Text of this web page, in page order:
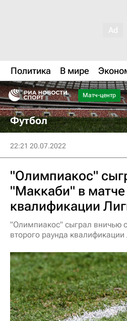
Политика В мире
Матч-центр
Футбол
22:21 20.07.2022
"Олимпиакос"
"Маккаби" в матче
квалификации
"Олимпиакос" сыграл вничью
второго раунда